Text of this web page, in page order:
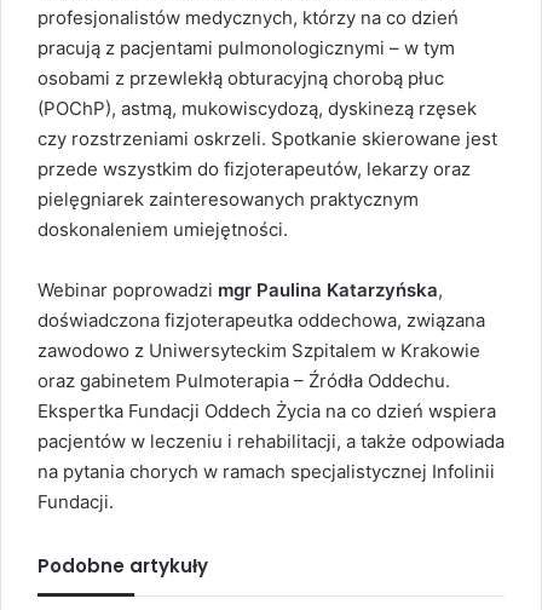
profesjonalistów medycznych, którzy na co dzień
pracują z pacjentami pulmonologicznymi – w tym
osobami z przewlekłą obturacyjną chorobą płuc
(POChP), astmą, mukowiscydozą, dyskinezą rzęsek
czy rozstrzeniami oskrzeli. Spotkanie skierowane jest
przede wszystkim do fizjoterapeutów, lekarzy oraz
pielęgniarek zainteresowanych praktycznym
doskonaleniem umiejętności.
Webinar poprowadzi mgr Paulina Katarzyńska,
doświadczona fizjoterapeutka oddechowa, związana
zawodowo z Uniwersyteckim Szpitalem w Krakowie
oraz gabinetem Pulmoterapia – Źródła Oddechu.
Ekspertka Fundacji Oddech Życia na co dzień wspiera
pacjentów w leczeniu i rehabilitacji, a także odpowiada
na pytania chorych w ramach specjalistycznej Infolinii
Fundacji.
Podobne artykuły